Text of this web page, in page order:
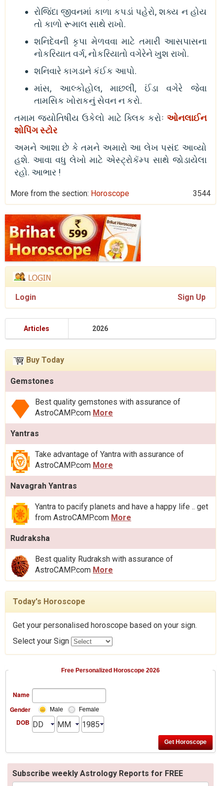
રોજિંદા જીવનમાં કાળા કપડાં પહેરો, શક્ય ન હોય
તો કાળો રૂમાલ સાથે રાખો.
શનિદેવની કૃપા મેળવવા માટે તમારી આસપાસના
નોકરિયાત વર્ગ, નોકરિયાતો વગેરેને ખુશ રાખો.
શનિવારે કાગડાને કંઈક આપો.
માંસ, આલ્કોહોલ, માછલી, ઈંડા વગેરે જેવા
તામસિક ખોરાકનું સેવન ન કરો.
તમામ જ્યોતિષીય ઉકેલો માટે ક્લિક કરોઃ ઓનલાઈન
શોપિંગ સ્ટોર
અમને આશા છે કે તમને અમારો આ લેખ પસંદ આવ્યો
હશે. આવા વધુ લેખો માટે એસ્ટ્રોકૅમ્પ સાથે જોડાયેલા
રહો. આભાર !
More from the section: Horoscope 3544
Login Sign Up
Articles 2026
Buy Today
Gemstones
Best quality gemstones with assurance of
AstroCAMP.com More
Yantras
Take advantage of Yantra with assurance of
AstroCAMP.com More
Navagrah Yantras
Yantra to pacify planets and have a happy life .. get
from AstroCAMP.com More
Rudraksha
Best quality Rudraksh with assurance of
AstroCAMP.com More
Today's Horoscope
Get your personalised horoscope based on your sign.
Select your Sign
Free Personalized Horoscope 2026
Name
Gender
Male Female
DOB
Subscribe weekly Astrology Reports for FREE